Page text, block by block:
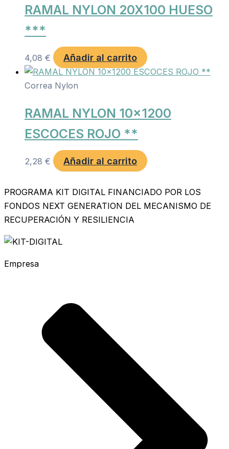
RAMAL NYLON 20X100 HUESO
***
4,08 € Añadir al carrito
Correa Nylon
RAMAL NYLON 10×1200
ESCOCES ROJO **
2,28 € Añadir al carrito
PROGRAMA KIT DIGITAL FINANCIADO POR LOS
FONDOS NEXT GENERATION DEL MECANISMO DE
RECUPERACIÓN Y RESILIENCIA
Empresa